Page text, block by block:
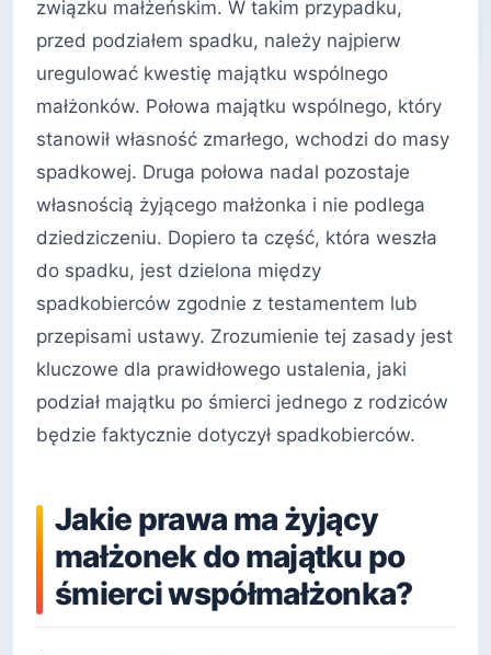
związku małżeńskim. W takim przypadku,
przed podziałem spadku, należy najpierw
uregulować kwestię majątku wspólnego
małżonków. Połowa majątku wspólnego, który
stanowił własność zmarłego, wchodzi do masy
spadkowej. Druga połowa nadal pozostaje
własnością żyjącego małżonka i nie podlega
dziedziczeniu. Dopiero ta część, która weszła
do spadku, jest dzielona między
spadkobierców zgodnie z testamentem lub
przepisami ustawy. Zrozumienie tej zasady jest
kluczowe dla prawidłowego ustalenia, jaki
podział majątku po śmierci jednego z rodziców
będzie faktycznie dotyczył spadkobierców.
Jakie prawa ma żyjący
małżonek do majątku po
śmierci współmałżonka?